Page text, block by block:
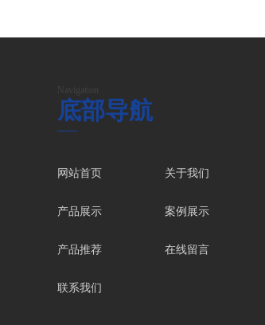
底部导航
网站首页 关于我们
产品展示 案例展示
产品推荐 在线留言
联系我们